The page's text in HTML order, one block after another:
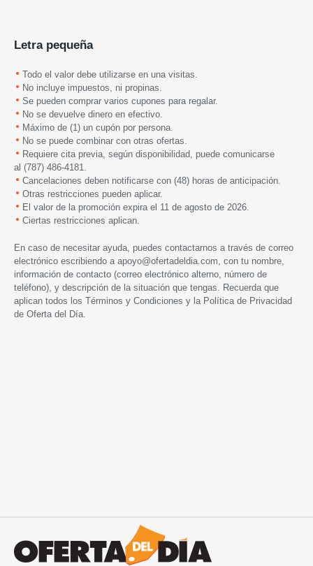
Letra pequeña
Todo el valor debe utilizarse en una visitas.
No incluye impuestos, ni propinas.
Se pueden comprar varios cupones para regalar.
No se devuelve dinero en efectivo.
Máximo de (1) un cupón por persona.
No se puede combinar con otras ofertas.
Requiere cita previa, según disponibilidad , puede comunicarse
al (787) 486-4181.
Cancelaciones deben notificarse con (48) horas de anticipación.
Otras restricciones pueden aplicar.
El valor de la promoción expira el 11 de agosto de 2026.
Ciertas restricciones aplican.
En caso de necesitar ayuda, puedes contactarnos a través de correo
electrónico escribiendo a apoyo@ofertadeldia.com , con tu nombre,
información de contacto (correo electrónico alterno, número de
teléfono), y descripción de la situación que tengas. Recuerda que
aplican todos los Términos y Condiciones y la Política de Privacidad
de Oferta del Día.